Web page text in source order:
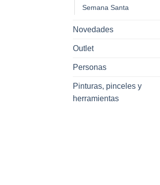
Semana Santa
Novedades
Outlet
Personas
Pinturas, pinceles y
herramientas